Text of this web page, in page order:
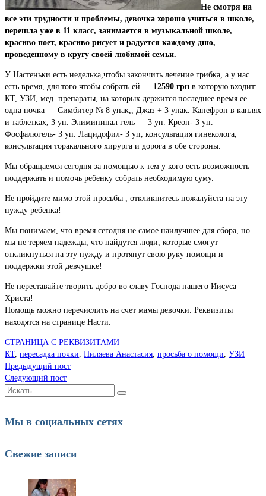
Не смотря на
все эти трудности и проблемы, девочка хорошо учиться в школе,
перешла уже в 11 класс, занимается в музыкальной школе,
красиво поет, красиво рисует и радуется каждому дню,
проведенному в кругу своей любимой семьи.
У Настеньки есть неделька,чтобы закончить лечение грибка, а у нас
есть время, для того чтобы собрать ей — 12590 грн в которую входит:
КТ, УЗИ, мед. препараты, на которых держится последнее время ее
одна почка — Симбитер № 8 упак,, Джаз + 3 упак. Канефрон в каплях
и таблетках, 3 уп. Элимининал гель — 3 уп. Креон- 3 уп.
Фосфалюгель- 3 уп. Лацидофил- 3 уп, консультация гинеколога,
консультация торакального хирурга и дорога в обе стороны.
Мы обращаемся сегодня за помощью к тем у кого есть возможность
поддержать и помочь ребенку собрать необходимую суму.
Не пройдите мимо этой просьбы , откликнитесь пожалуйста на эту
нужду ребенка!
Мы понимаем, что время сегодня не самое наилучшее для сбора, но
мы не теряем надежды, что найдутся люди, которые смогут
откликнуться на эту нужду и протянут свою руку помощи и
поддержки этой девчушке!
Не переставайте творить добро во славу Господа нашего Иисуса
Христа!
Помощь можно перечислить на счет мамы девочки. Реквизиты
находятся на странице Насти.
СТРАНИЦА С РЕКВИЗИТАМИ
КТ, пересадка почки, Пиляева Анастасия, просьба о помощи, УЗИ
Предыдущий пост
Следующий пост
Искать:
Мы в социальных сетях
Свежие записи